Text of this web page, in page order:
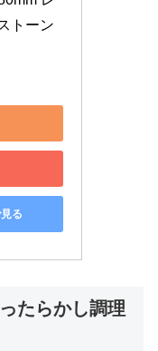
トーン
る
たらかし調理